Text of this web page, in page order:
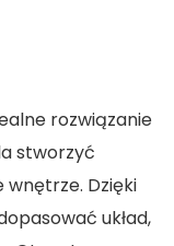
rozwiązanie
stworzyć
Dzięki
układ,